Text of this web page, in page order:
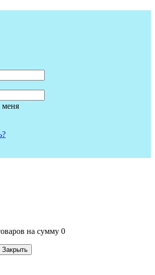
меня
на сумму 0
Закрыть